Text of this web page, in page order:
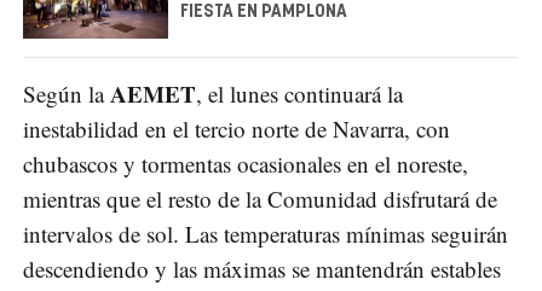
FIESTA EN PAMPLONA
Según laAEMET, el lunes continuará la
inestabilidad en el tercio norte de Navarra, con
chubascos y tormentas ocasionales en el noreste,
mientras que el resto de la Comunidad disfrutará de
intervalos de sol. Las temperaturas mínimas seguirán
descendiendo y las máximas se mantendrán estables